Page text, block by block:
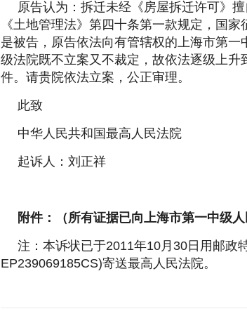
原告认为：拆迁未经《房屋拆迁许可》
《土地管理法》第四十条第一款规定，国
是被告，原告依法向有管辖权的上海市第
级法院既不立案又不裁定，故依法逐级上
件。请贵院依法立案，公正审理。
此致
中华人民共和国最高人民法院
起诉人：刘正祥
附件：（所有证据已向上海市第一中级人
注：本诉状已于2011年10月30日用邮政
EP239069185CS)寄送最高人民法院。